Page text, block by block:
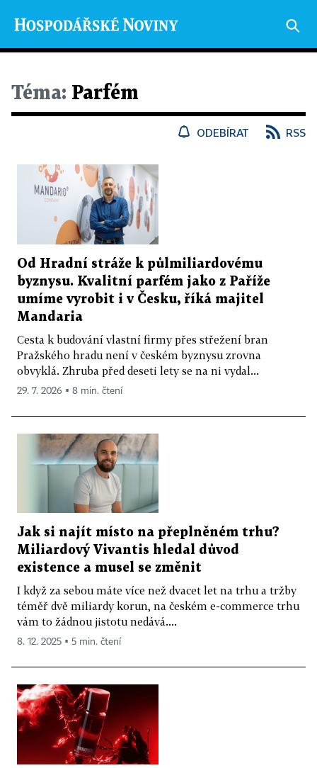
Téma: Parfém
ODEBÍRAT RSS
Od Hradní stráže k půlmiliardovému
byznysu. Kvalitní parfém jako z Paříže
umíme vyrobit i v Česku, říká majitel
Mandaria
Cesta k budování vlastní firmy přes střežení bran
Pražského hradu není v českém byznysu zrovna
obvyklá. Zhruba před deseti lety se na ni vydal...
29. 7. 2026 ▪ 8 min. čtení
Jak si najít místo na přeplněném trhu?
Miliardový Vivantis hledal důvod
existence a musel se změnit
I když za sebou máte více než dvacet let na trhu a tržby
téměř dvě miliardy korun, na českém e-commerce trhu
vám to žádnou jistotu nedává....
8. 12. 2025 ▪ 5 min. čtení